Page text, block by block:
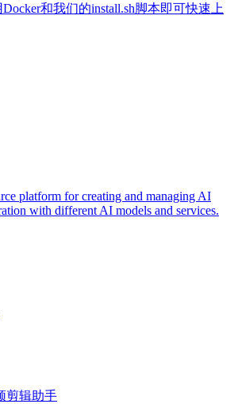
和我们的install.sh脚本即可快速上
platform for creating and managing AI
with different AI models and services.
剪辑助手